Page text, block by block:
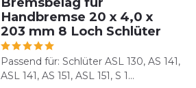
Handbremse 20 x 4,0 x
203 mm 8 Loch Schlüter
Passend für: Schlüter ASL 130, AS 141,
ASL 141, AS 151, ASL 151, S 1...